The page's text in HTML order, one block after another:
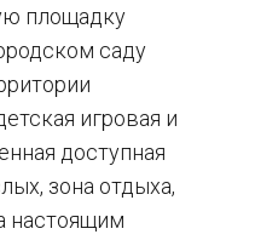
площадку
саду
игровая и
доступная
зона отдыха,
настоящим